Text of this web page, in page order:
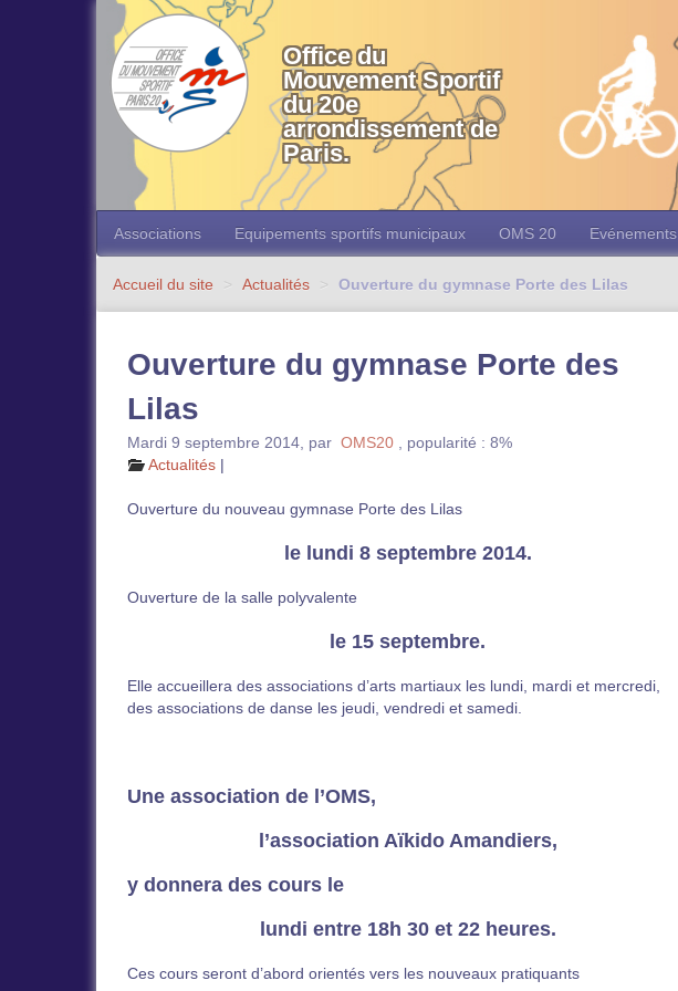
Office du
Mouvement Sportif
du 20e
arrondissement de
Paris.
Associations Equipements sportifs municipaux OMS 20 Evénements
Accueil du site > Actualités > Ouverture du gymnase Porte des Lilas
Ouverture du gymnase Porte des
Lilas
Mardi 9 septembre 2014 par OMS20
popularité : 8%
Actualités |
Ouverture du nouveau gymnase Porte des Lilas
le lundi 8 septembre 2014.
Ouverture de la salle polyvalente
le 15 septembre.
Elle accueillera des associations d’arts martiaux les lundi, mardi et mercredi,
des associations de danse les jeudi, vendredi et samedi.
Une association de l’OMS,
l’association Aïkido Amandiers,
y donnera des cours le
lundi entre 18h 30 et 22 heures.
Ces cours seront d’abord orientés vers les nouveaux pratiquants